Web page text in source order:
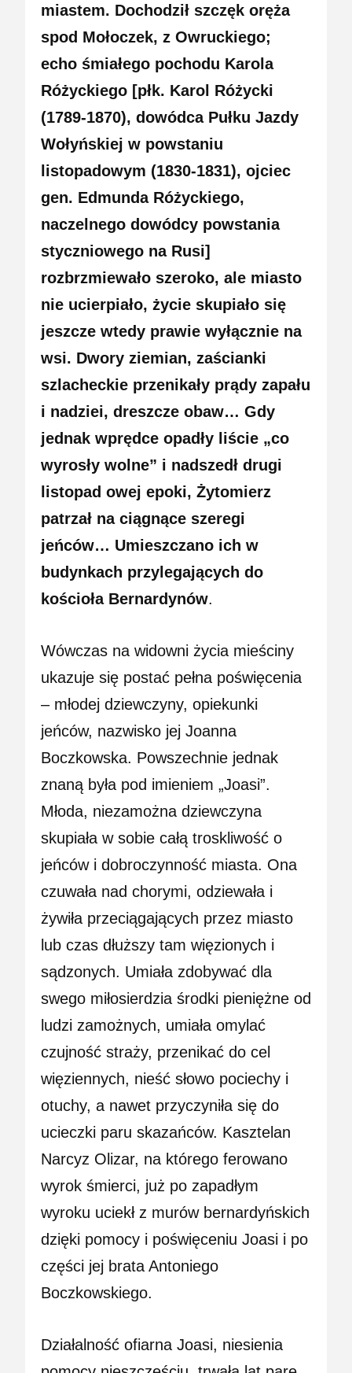
miastem. Dochodził szczęk oręża
spod Mołoczek, z Owruckiego;
echo śmiałego pochodu Karola
Różyckiego [płk. Karol Różycki
(1789-1870), dowódca Pułku Jazdy
Wołyńskiej w powstaniu
listopadowym (1830-1831), ojciec
gen. Edmunda Różyckiego,
naczelnego dowódcy powstania
styczniowego na Rusi]
rozbrzmiewało szeroko, ale miasto
nie ucierpiało, życie skupiało się
jeszcze wtedy prawie wyłącznie na
wsi. Dwory ziemian, zaścianki
szlacheckie przenikały prądy zapału
i nadziei, dreszcze obaw… Gdy
jednak wprędce opadły liście „co
wyrosły wolne” i nadszedł drugi
listopad owej epoki, Żytomierz
patrzał na ciągnące szeregi
jeńców… Umieszczano ich w
budynkach przylegających do
kościoła Bernardynów.
Wówczas na widowni życia mieściny
ukazuje się postać pełna poświęcenia
– młodej dziewczyny, opiekunki
jeńców, nazwisko jej Joanna
Boczkowska. Powszechnie jednak
znaną była pod imieniem „Joasi”.
Młoda, niezamożna dziewczyna
skupiała w sobie całą troskliwość o
jeńców i dobroczynność miasta. Ona
czuwała nad chorymi, odziewała i
żywiła przeciągających przez miasto
lub czas dłuższy tam więzionych i
sądzonych. Umiała zdobywać dla
swego miłosierdzia środki pieniężne od
ludzi zamożnych, umiała omylać
czujność straży, przenikać do cel
więziennych, nieść słowo pociechy i
otuchy, a nawet przyczyniła się do
ucieczki paru skazańców. Kasztelan
Narcyz Olizar, na którego ferowano
wyrok śmierci, już po zapadłym
wyroku uciekł z murów bernardyńskich
dzięki pomocy i poświęceniu Joasi i po
części jej brata Antoniego
Boczkowskiego.
Działalność ofiarna Joasi, niesienia